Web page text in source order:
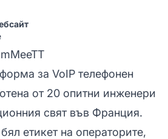
за VoIP телефонен
от 20 опитни инженери
свят във Франция.
етикет на операторите,